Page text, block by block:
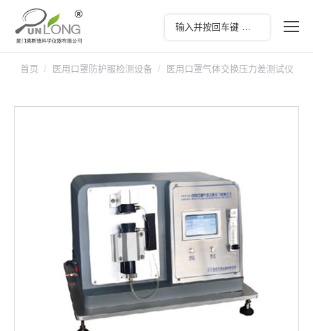
首页 医用口罩防护服检测设备 医用口罩气体交换压力差测试仪